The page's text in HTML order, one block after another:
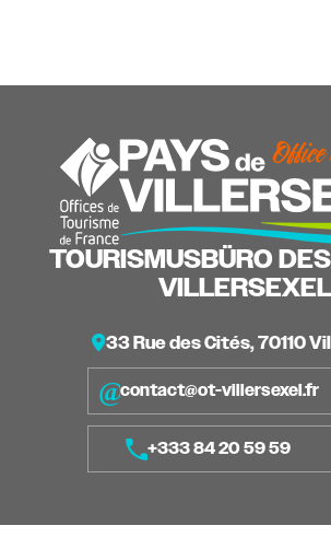
TOURISMUSBÜRO
VILLERSEXEL
33 Rue des Cités, 70110
contact@ot-villersexel.fr
+333 84 20 59 59